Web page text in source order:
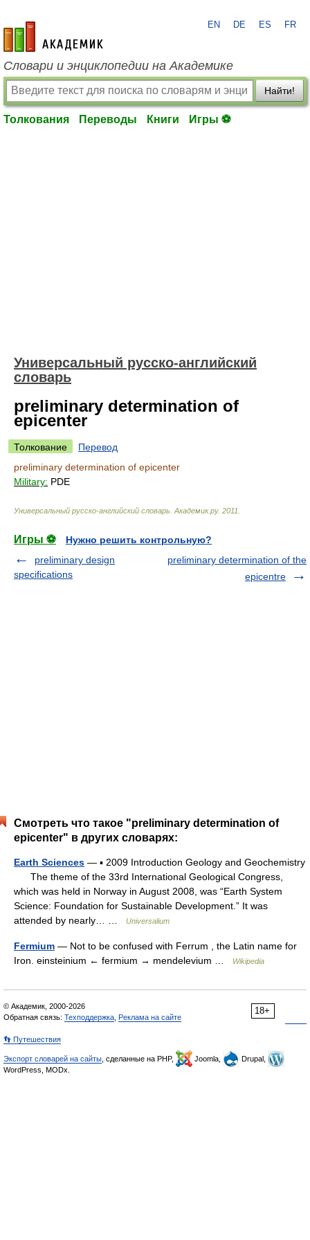
academic.ru
EN DE ES FR
Словари и энциклопедии на Академике
Найти!
Толкования Переводы Книги Игры ⚽
Универсальный русско-английский
словарь
preliminary determination of
epicenter
Толкование
Перевод
preliminary determination of epicenter
Military: PDE
Универсальный русско-английский словарь Академик.ру. 2011
Игры ⚽
Нужно решить контрольную?
preliminary design
specifications
preliminary determination of the
epicentre
Смотреть что такое "preliminary determination of
epicenter" в других словарях:
Earth Sciences — ▪ 2009 Introduction Geology and Geochemistry
The theme of the 33rd International Geological Congress,
which was held in Norway in August 2008, was “Earth System
Science: Foundation for Sustainable Development.” It was
attended by nearly… …
Universalium
Fermium — Not to be confused with Ferrum , the Latin name for
Iron. einsteinium ← fermium → mendelevium …
Wikipedia
18+
© Академик, 2000-2026
Обратная связь: Техподдержка Реклама на сайте
👣 Путешествия
Экспорт словарей на сайты , сделанные на PHP, Joomla,
Drupal,
WordPress, MODx.